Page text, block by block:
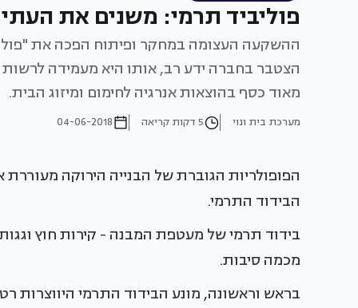
פוליביד תרמי: משנים את
ההשקעה העצומה במחקר ופיתוח הפכה את
הצטבר בחברה ידע רב, אותו היא מעמידה לרשות
מאוד כסף בהוצאות אנרגיה לחימום ומיזוג הבית.
מערכת בית ונוי 5 דקות קריאה 04-06-2018
הפופולריות הגוברת של הבנייה הירוקה
הבידוד התרמי.
בידוד תרמי של מעטפת המבנה - קירות חוץ
מכמה סיבות.
בראש וראשונה, מונע הבידוד התרמי היווצרות